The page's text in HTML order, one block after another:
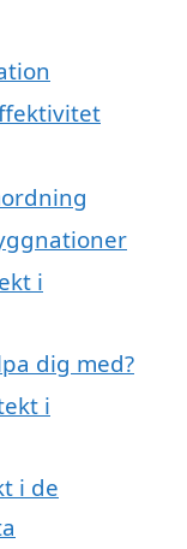
i
dig med?
i
i de